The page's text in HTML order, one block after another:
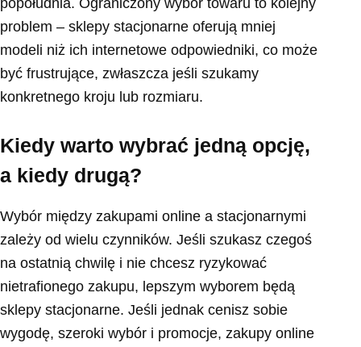
popołudnia. Ograniczony wybór towaru to kolejny
problem – sklepy stacjonarne oferują mniej
modeli niż ich internetowe odpowiedniki, co może
być frustrujące, zwłaszcza jeśli szukamy
konkretnego kroju lub rozmiaru.
Kiedy warto wybrać jedną opcję,
a kiedy drugą?
Wybór między zakupami online a stacjonarnymi
zależy od wielu czynników. Jeśli szukasz czegoś
na ostatnią chwilę i nie chcesz ryzykować
nietrafionego zakupu, lepszym wyborem będą
sklepy stacjonarne. Jeśli jednak cenisz sobie
wygodę, szeroki wybór i promocje, zakupy online